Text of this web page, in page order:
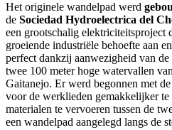
Het originele wandelpad werd
de Sociedad Hydroelectrica del
een grootschalig elektriciteitsproject
groeiende industriële behoefte aan
perfect dankzij aanwezigheid van
twee 100 meter hoge watervallen
Gaitanejo. Er werd begonnen met
voor de werklieden gemakkelijker
materialen te vervoeren tussen de
een wandelpad aangelegd langs de